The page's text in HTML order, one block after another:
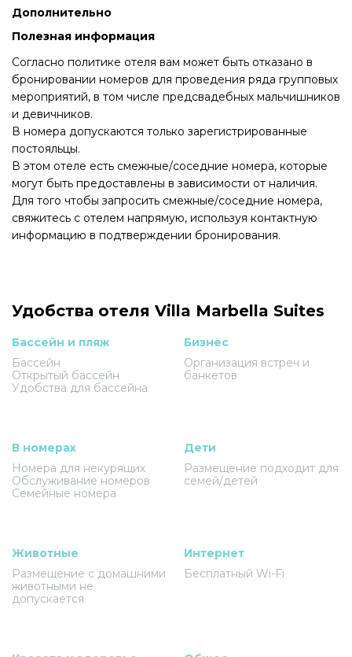
Дополнительно
Полезная информация
Согласно политике отеля вам может быть отказано в
бронировании номеров для проведения ряда групповых
мероприятий, в том числе предсвадебных мальчишников
и девичников.
В номера допускаются только зарегистрированные
постояльцы.
В этом отеле есть смежные/соседние номера, которые
могут быть предоставлены в зависимости от наличия.
Для того чтобы запросить смежные/соседние номера,
свяжитесь с отелем напрямую, используя контактную
информацию в подтверждении бронирования.
Удобства отеля Villa Marbella Suites
Бассейн и пляж
Бассейн
Открытый бассейн
Удобства для бассейна
Бизнес
Организация встреч и
банкетов
В номерах
Номера для некурящих
Обслуживание номеров
Семейные номера
Дети
Размещение подходит для
семей/детей
Животные
Размещение с домашними
животными не
допускается
Интернет
Бесплатный Wi-Fi